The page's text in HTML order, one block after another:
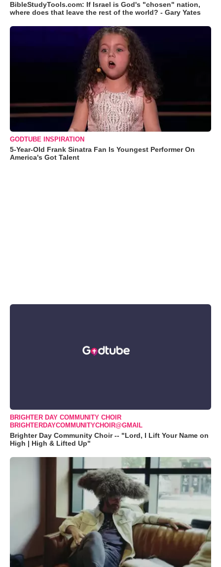
BibleStudyTools.com: If Israel is God's "chosen" nation,
where does that leave the rest of the world? - Gary Yates
GODTUBE INSPIRATION
5-Year-Old Frank Sinatra Fan Is Youngest Performer On
America's Got Talent
BRIGHTER DAY COMMUNITY CHOIR
BRIGHTERDAYCOMMUNITYCHOIR@GMAIL
Brighter Day Community Choir -- "Lord, I Lift Your Name on
High | High & Lifted Up"